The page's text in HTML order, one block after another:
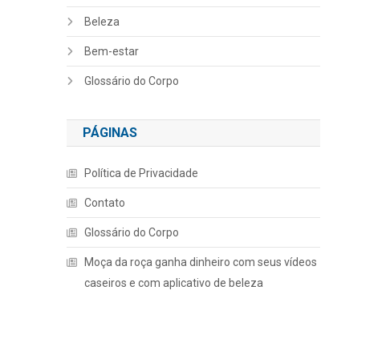
Beleza
Bem-estar
Glossário do Corpo
PÁGINAS
Política de Privacidade
Contato
Glossário do Corpo
Moça da roça ganha dinheiro com seus vídeos
caseiros e com aplicativo de beleza